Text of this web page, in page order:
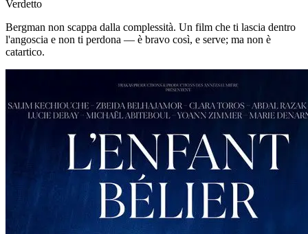
Verdetto
Bergman non scappa dalla complessità. Un film che ti lascia dentro
l'angoscia e non ti perdona — è bravo così, e serve; ma non è
catartico.